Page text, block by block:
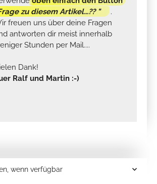
zu diesem Artikel...?? "
.
freuen uns über deine Fragen
antworten dir meist innerhalb
Stunden per Mail....
Dank!
Ralf und Martin :-)
wenn verfügbar